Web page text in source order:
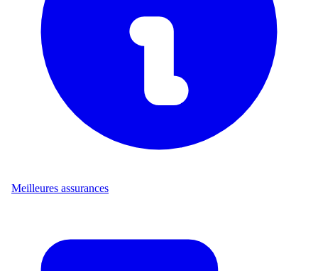
Meilleures assurances